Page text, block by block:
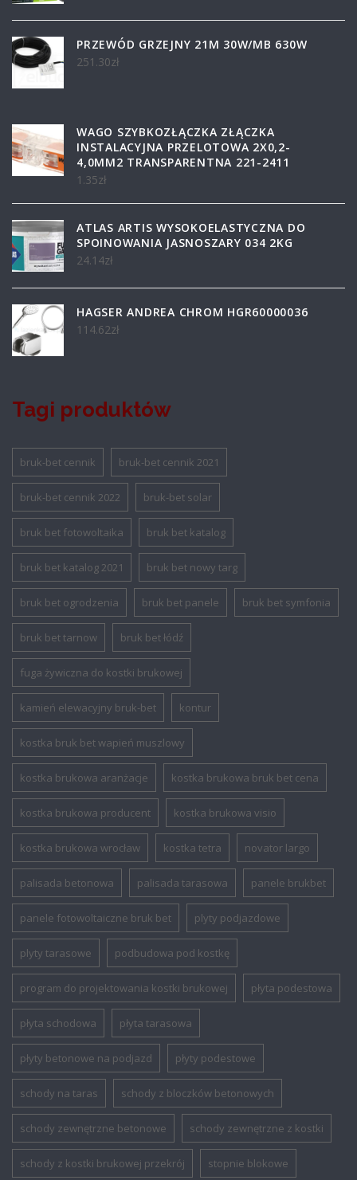
PRZEWÓD GRZEJNY 21M 30W/MB 630W
251.30zł
WAGO SZYBKOZŁĄCZKA ZŁĄCZKA
INSTALACYJNA PRZELOTOWA 2X0,2-
4,0MM2 TRANSPARENTNA 221-2411
1.35zł
ATLAS ARTIS WYSOKOELASTYCZNA DO
SPOINOWANIA JASNOSZARY 034 2KG
24.14zł
HAGSER ANDREA CHROM HGR60000036
114.62zł
Tagi produktów
bruk-bet cennik bruk-bet cennik 2021
bruk-bet cennik 2022 bruk-bet solar
bruk bet fotowoltaika bruk bet katalog
bruk bet katalog 2021 bruk bet nowy targ
bruk bet ogrodzenia bruk bet panele bruk bet symfonia
bruk bet tarnow bruk bet łódź
fuga żywiczna do kostki brukowej
kamień elewacyjny bruk-bet kontur
kostka bruk bet wapień muszlowy
kostka brukowa aranżacje kostka brukowa bruk bet cena
kostka brukowa producent kostka brukowa visio
kostka brukowa wrocław kostka tetra novator largo
palisada betonowa palisada tarasowa panele brukbet
panele fotowoltaiczne bruk bet plyty podjazdowe
plyty tarasowe podbudowa pod kostkę
program do projektowania kostki brukowej płyta podestowa
płyta schodowa płyta tarasowa
płyty betonowe na podjazd płyty podestowe
schody na taras schody z bloczków betonowych
schody zewnętrzne betonowe schody zewnętrzne z kostki
schody z kostki brukowej przekrój stopnie blokowe